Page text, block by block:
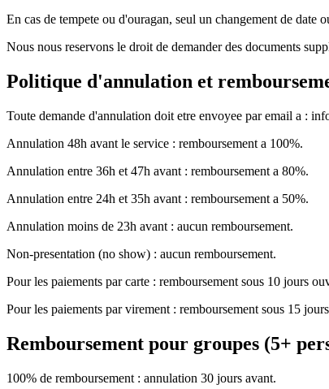
En cas de tempete ou d'ouragan, seul un changement de date
Nous nous reservons le droit de demander des documents
Politique d'annulation et
Toute demande d'annulation doit etre envoyee par email a :
Annulation 48h avant le service : remboursement a 100%.
Annulation entre 36h et 47h avant : remboursement a 80%.
Annulation entre 24h et 35h avant : remboursement a 50%.
Annulation moins de 23h avant : aucun remboursement.
Non-presentation (no show) : aucun remboursement.
Pour les paiements par carte : remboursement sous 10 jours
Pour les paiements par virement : remboursement sous 15
Remboursement pour groupes (5+
100% de remboursement : annulation 30 jours avant.